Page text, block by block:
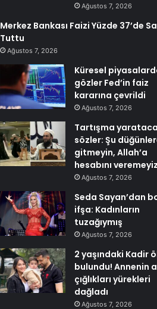
Ağustos 7, 2026
Merkez Bankası Faizi Yüzde 37’de
Tuttu
Ağustos 7, 2026
Küresel
gözler Fed’in faiz
kararına çevrildi
Ağustos 7, 2026
Tartışma
sözler: Şu
gitmeyin, Allah’a
hesabını veremeyiz
Ağustos 7, 2026
Seda Sayan’dan
ifşa: Kadınların
tuzağıymış
Ağustos 7, 2026
2 yaşındaki Kadir
bulundu! Annenin
çığlıkları yürekleri
dağladı
Ağustos 7, 2026